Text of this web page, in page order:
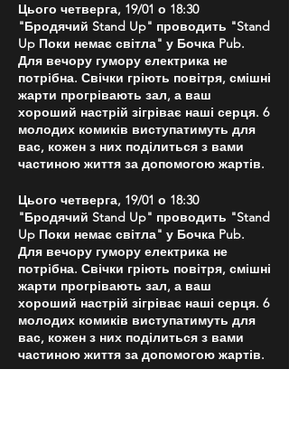
Цього четверга, 19/01 о 18:30
"Бродячий Stand Up" проводить "Stand
Up Поки немає світла" у Бочка Pub.
Для вечору гумору електрика не
потрібна. Свічки гріють повітря, смішні
жарти прогрівають зал, а ваш
хороший настрій зігріває наші серця. 6
молодих комиків виступатимуть для
вас, кожен з них поділиться з вами
частиною життя за допомогою жартів.
Цього четверга, 19/01 о 18:30
"Бродячий Stand Up" проводить "Stand
Up Поки немає світла" у Бочка Pub.
Для вечору гумору електрика не
потрібна. Свічки гріють повітря, смішні
жарти прогрівають зал, а ваш
хороший настрій зігріває наші серця. 6
молодих комиків виступатимуть для
вас, кожен з них поділиться з вами
частиною життя за допомогою жартів.